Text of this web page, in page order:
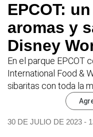
EPCOT:
aromas y
Disney
En el parque EPCOT
International Food &
sibaritas con toda la
30 DE JULIO DE 2023 -